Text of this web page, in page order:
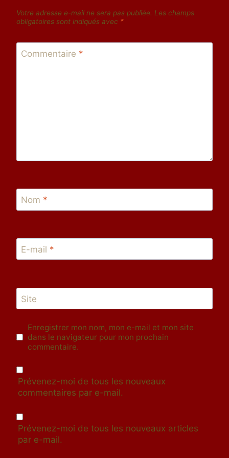
Votre adresse e-mail ne sera pas publiée. Les champs
obligatoires sont indiqués avec *
Commentaire *
Nom *
E-mail *
Site
Enregistrer mon nom, mon e-mail et mon site
dans le navigateur pour mon prochain
commentaire.
Prévenez-moi de tous les nouveaux
commentaires par e-mail.
Prévenez-moi de tous les nouveaux articles
par e-mail.